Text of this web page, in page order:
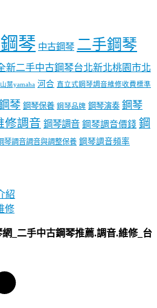
琴 中古鋼琴 二手鋼琴
新二手中古鋼琴台北新北桃園市北
山葉yamaha 河合 直立式鋼琴調音維修收費標準
琴 鋼琴保養 鋼琴品牌 鋼琴演奏 鋼琴
修調音 鋼琴調音 鋼琴調音價錢 鋼
琴調音調音與調整保養 鋼琴調音頻率
紹
修
_二手中古鋼琴推薦.調音.維修_台